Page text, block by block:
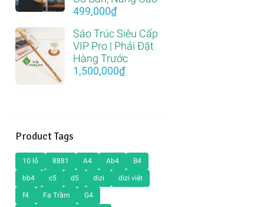
499,000₫
Sáo Trúc Siêu Cấp
VIP Pro | Phải Đặt
Hàng Trước
1,500,000₫
Product Tags
10 lỗ 8881 A4 Ab4 B4
bb4 c5 d5 dizi dizi việt
f4 Fa Trầm G4